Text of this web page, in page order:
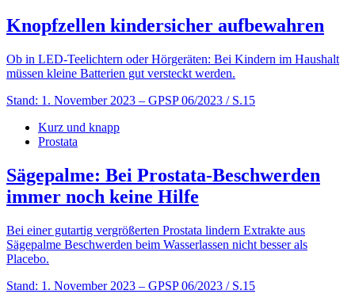
Knopfzellen kindersicher aufbewahren
Ob in LED-Teelichtern oder Hörgeräten: Bei Kindern im Haushalt
müssen kleine Batterien gut versteckt werden.
Stand: 1. November 2023 – GPSP 06/2023 / S.15
Kurz und knapp
Prostata
Sägepalme: Bei Prostata-Beschwerden
immer noch keine Hilfe
Bei einer gutartig vergrößerten Prostata lindern Extrakte aus
Sägepalme Beschwerden beim Wasserlassen nicht besser als
Placebo.
Stand: 1. November 2023 – GPSP 06/2023 / S.15